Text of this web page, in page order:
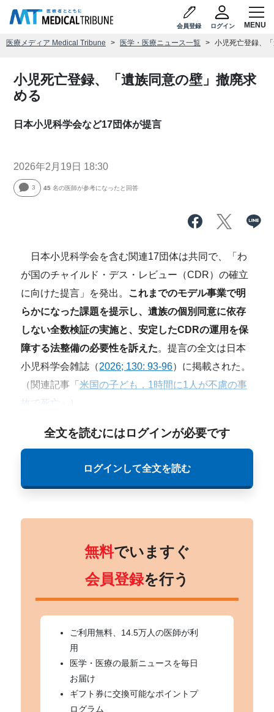
会員登録 ログイン
医療メディア Medical Tribune 医学・医療ニュース一覧 小児死亡登録、
小児死亡登録、「遺族同意の壁」撤廃求
める
日本小児科学会など17団体が提言
2026年2月19日 18:30
3 45 名の医師が参考になったと回答
日本小児科学会を含む関連17団体は共同で、「わ
が国のチャイルド・デス・レビュー（CDR）の確立
に向けた提言」を発出。 これまでのモデル事業で明
らかになった課題を提示し、遺族の個別同意に依存
しない全数検証の実施と、安定したCDRの運用を保
障する法整備の必要性を訴えた。提言の全文は日本
小児科学会雑誌（2026; 130: 93-96）に掲載された。
（関連記事「米国の子ども，1時間に1人が不慮の事
故で死亡
全文を読むにはログインが必要です
ログインして全文を読む
無料でいますぐ
会員登録を行う
ご利用無料、14.5万人の医師が利
用
医学・医療の最新ニュースを毎日
お届け
ギフト券に交換可能なポイントプ
ログラム